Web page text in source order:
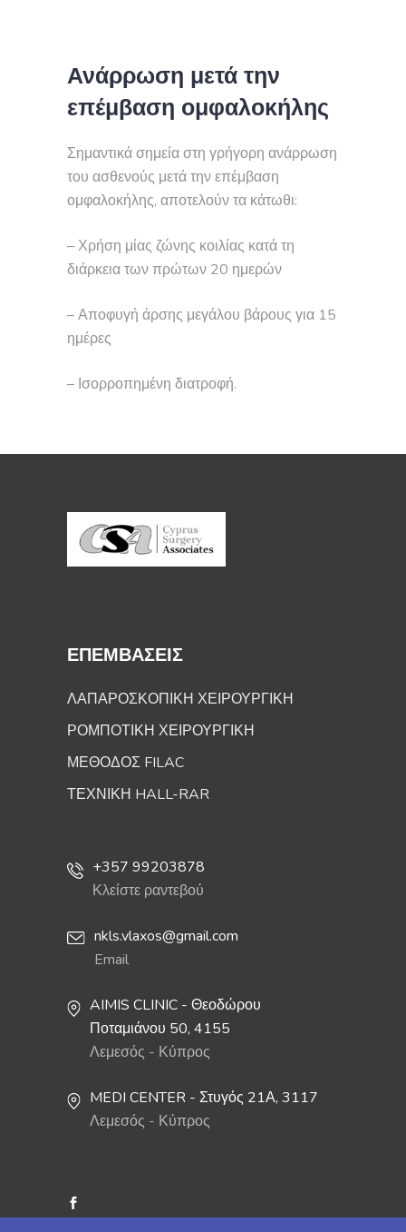
Ανάρρωση μετά την
επέμβαση ομφαλοκήλης
Σημαντικά σημεία στη γρήγορη ανάρρωση
του ασθενούς μετά την επέμβαση
ομφαλοκήλης, αποτελούν τα κάτωθι:
– Χρήση μίας ζώνης κοιλίας κατά τη
διάρκεια των πρώτων 20 ημερών
– Αποφυγή άρσης μεγάλου βάρους για 15
ημέρες
– Ισορροπημένη διατροφή.
ΕΠΕΜΒΑΣΕΙΣ
ΛΑΠΑΡΟΣΚΟΠΙΚΗ ΧΕΙΡΟΥΡΓΙΚΗ
ΡΟΜΠΟΤΙΚΗ ΧΕΙΡΟΥΡΓΙΚΗ
ΜΕΘΟΔΟΣ FILAC
ΤΕΧΝΙΚΗ HALL-RAR
+357 99203878
Κλείστε ραντεβού
nkls.vlaxos@gmail.com
Email
AIMIS CLINIC - Θεοδώρου
Ποταμιάνου 50, 4155
Λεμεσός - Κύπρος
MEDI CENTER - Στυγός 21Α, 3117
Λεμεσός - Κύπρος